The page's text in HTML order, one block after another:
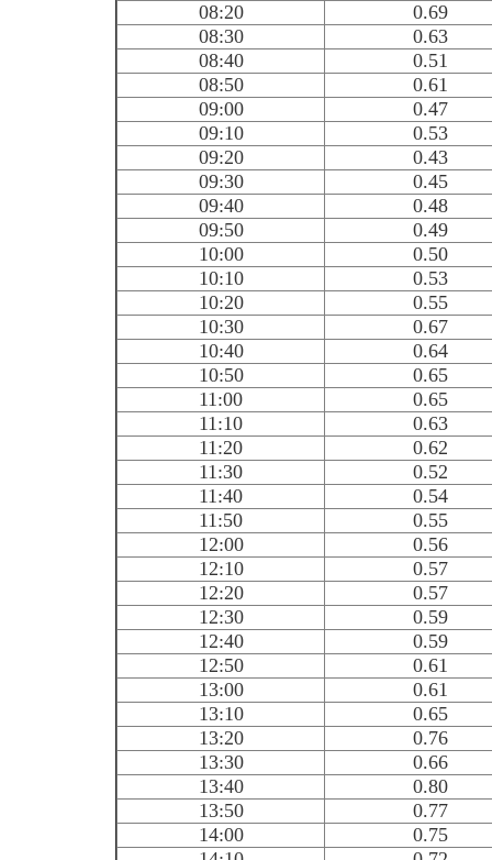
08:20
0.69
08:30
0.63
08:40
0.51
08:50
0.61
09:00
0.47
09:10
0.53
09:20
0.43
09:30
0.45
09:40
0.48
09:50
0.49
10:00
0.50
10:10
0.53
10:20
0.55
10:30
0.67
10:40
0.64
10:50
0.65
11:00
0.65
11:10
0.63
11:20
0.62
11:30
0.52
11:40
0.54
11:50
0.55
12:00
0.56
12:10
0.57
12:20
0.57
12:30
0.59
12:40
0.59
12:50
0.61
13:00
0.61
13:10
0.65
13:20
0.76
13:30
0.66
13:40
0.80
13:50
0.77
14:00
0.75